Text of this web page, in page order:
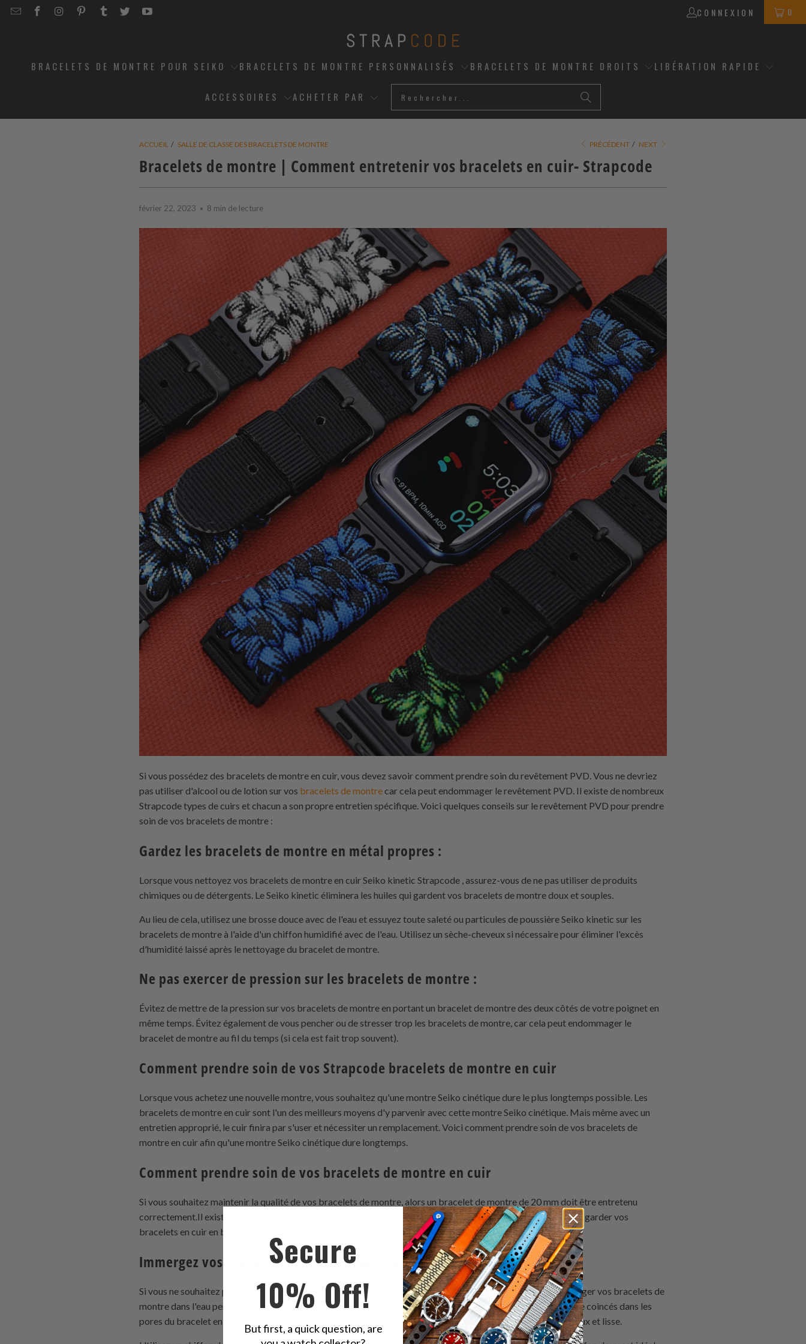
EMAILSTRAPCODE
STRAPCODE
STRAPCODE
STRAPCODE
STRAPCODE
STRAPCODE
CONNEXION 0
BRACELETS DE MONTRE POUR SEIKO BRACELETS DE MONTRE PERSONNALISÉS BRACELETS DE MONTRE DROITS LIBÉRATION RAPIDE
ACCESSOIRES ACHETER PAR
ACCUEIL / SALLE DE CLASSE DES BRACELETS DE MONTRE PRÉCÉDENT / NEXT
Bracelets de montre | Comment entretenir vos bracelets en cuir- Strapcode
février 22, 2023 8 min de lecture
Si vous possédez des bracelets de montre en cuir, vous devez savoir comment prendre soin du revêtement PVD. Vous ne devriez
pas utiliser d'alcool ou de lotion sur vos bracelets de montrecar cela peut endommager le revêtement PVD. Il existe de nombreux
Strapcodetypes de cuirs et chacun a son propre entretien spécifique. Voici quelques conseils sur le revêtement PVD pour prendre
soin de vos bracelets de montre :
Gardez les bracelets de montre en métal propres :
Lorsque vous nettoyez vos bracelets de montre en cuir Seiko kinetic Strapcode , assurez-vous de ne pas utiliser de produits
chimiques ou de détergents. Le Seiko kinetic éliminera les huiles qui gardent vos bracelets de montre doux et souples.
Au lieu de cela, utilisez une brosse douce avec de l'eau et essuyez toute saleté ou particules de poussière Seiko kinetic sur les
bracelets de montre à l'aide d'un chiffon humidifié avec de l'eau. Utilisez un sèche-cheveux si nécessaire pour éliminer l'excès
d'humidité laissé après le nettoyage du bracelet de montre.
Ne pas exercer de pression sur les bracelets de montre :
Évitez de mettre de la pression sur vos bracelets de montre en portant un bracelet de montre des deux côtés de votre poignet en
même temps. Évitez également de vous pencher ou de stresser trop les bracelets de montre, car cela peut endommager le
bracelet de montre au fil du temps (si cela est fait trop souvent).
Comment prendre soin de vos Strapcode bracelets de montre en cuir
Lorsque vous achetez une nouvelle montre, vous souhaitez qu'une montre Seiko cinétique dure le plus longtemps possible. Les
bracelets de montre en cuir sont l'un des meilleurs moyens d'y parvenir avec cette montre Seiko cinétique. Mais même avec un
entretien approprié, le cuir finira par s'user et nécessiter un remplacement. Voici comment prendre soin de vos bracelets de
montre en cuir afin qu'une montre Seiko cinétique dure longtemps.
Comment prendre soin de vos bracelets de montre en cuir
Si vous souhaitez maintenir la qualité de vos bracelets de montre, alors un bracelet de montre de 20 mm doit être entretenu
correctement.Il existe plusieurs étapes pour les bracelets de montre de 20 mm que vous pouvez suivre afin de garder vos
bracelets en cuir en bon état le plus longtemps possible. Certaines de ces étapes incluent :
Immergez vos bracelets de montre dans l'eau
Si vous ne souhaitez pas utiliser un sac de bracelet de montre de 22 mm résistant à l'eau, il vous suffit d'immerger vos bracelets de
montre dans l'eau pendant environ 15 minutes. Cela aidera à éliminer toute saleté ou débris qui pourraient être coincés dans les
pores du bracelet en cuir de 20 mm. Vous devez également rincer l'excès d'eau, ce qui le laissera à nouveau doux et lisse.
Secure
10% Off!
But first, a quick question, are